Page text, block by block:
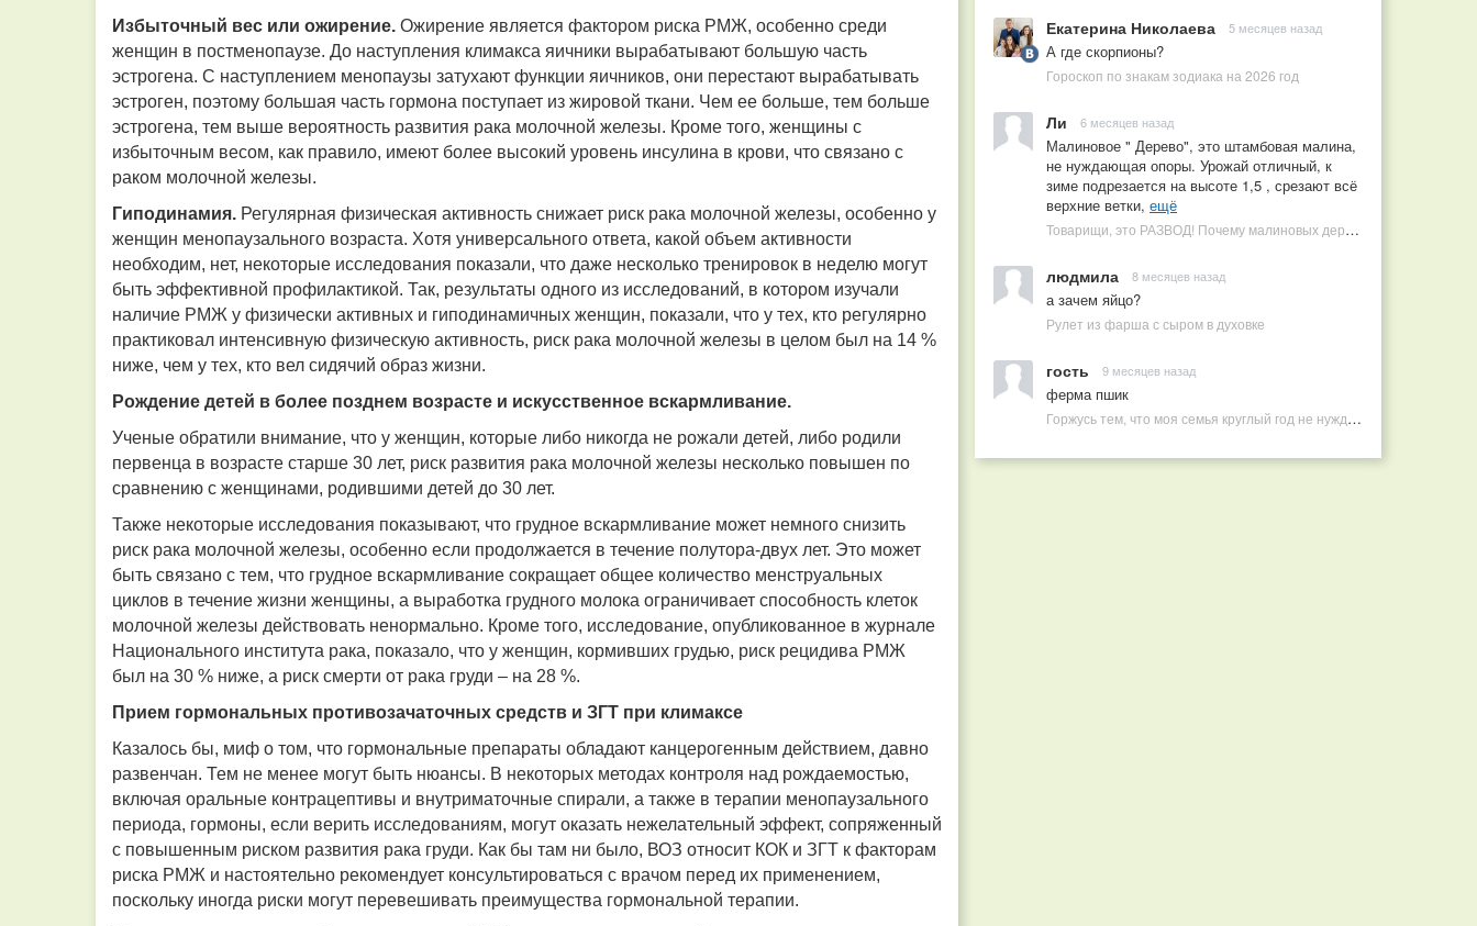
Избыточный вес или ожирение. Ожирение является фактором риска РМЖ, особенно среди
женщин в постменопаузе. До наступления климакса яичники вырабатывают большую часть
эстрогена. С наступлением менопаузы затухают функции яичников, они перестают вырабатывать
эстроген, поэтому большая часть гормона поступает из жировой ткани. Чем ее больше, тем больше
эстрогена, тем выше вероятность развития рака молочной железы. Кроме того, женщины с
избыточным весом, как правило, имеют более высокий уровень инсулина в крови, что связано с
раком молочной железы.
Гиподинамия. Регулярная физическая активность снижает риск рака молочной железы, особенно у
женщин менопаузального возраста. Хотя универсального ответа, какой объем активности
необходим, нет, некоторые исследования показали, что даже несколько тренировок в неделю могут
быть эффективной профилактикой. Так, результаты одного из исследований, в котором изучали
наличие РМЖ у физически активных и гиподинамичных женщин, показали, что у тех, кто регулярно
практиковал интенсивную физическую активность, риск рака молочной железы в целом был на 14 %
ниже, чем у тех, кто вел сидячий образ жизни.
Рождение детей в более позднем возрасте и искусственное вскармливание.
Ученые обратили внимание, что у женщин, которые либо никогда не рожали детей, либо родили
первенца в возрасте старше 30 лет, риск развития рака молочной железы несколько повышен по
сравнению с женщинами, родившими детей до 30 лет.
Также некоторые исследования показывают, что грудное вскармливание может немного снизить
риск рака молочной железы, особенно если продолжается в течение полутора-двух лет. Это может
быть связано с тем, что грудное вскармливание сокращает общее количество менструальных
циклов в течение жизни женщины, а выработка грудного молока ограничивает способность клеток
молочной железы действовать ненормально. Кроме того, исследование, опубликованное в журнале
Национального института рака, показало, что у женщин, кормивших грудью, риск рецидива РМЖ
был на 30 % ниже, а риск смерти от рака груди – на 28 %.
Прием гормональных противозачаточных средств и ЗГТ при климаксе
Казалось бы, миф о том, что гормональные препараты обладают канцерогенным действием, давно
развенчан. Тем не менее могут быть нюансы. В некоторых методах контроля над рождаемостью,
включая оральные контрацептивы и внутриматочные спирали, а также в терапии менопаузального
периода, гормоны, если верить исследованиям, могут оказать нежелательный эффект, сопряженный
с повышенным риском развития рака груди. Как бы там ни было, ВОЗ относит КОК и ЗГТ к факторам
риска РМЖ и настоятельно рекомендует консультироваться с врачом перед их применением,
поскольку иногда риски могут перевешивать преимущества гормональной терапии.
Екатерина Николаева 5 месяцев назад
А где скорпионы?
Гороскоп по знакам зодиака на 2026 год
Ли 6 месяцев назад
Малиновое " Дерево", это штамбовая малина,
не нуждающая опоры. Урожай отличный, к
зиме подрезается на высоте 1,5 , срезают всё
верхние ветки, ещё
Товарищи, это РАЗВОД! Почему малиновых деревьев не бывает, или Как ушлые продавцы наживаются на мечтах садоводов
людмила 8 месяцев назад
а зачем яйцо?
Рулет из фарша с сыром в духовке
гость 9 месяцев назад
ферма пшик
Горжусь тем, что моя семья круглый год не нуждается в покупных витаминах